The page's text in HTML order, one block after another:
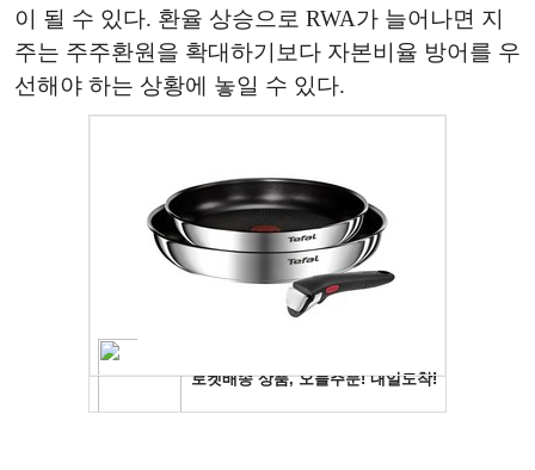
이 될 수 있다. 환율 상승으로 RWA가 늘어나면 지
주는 주주환원을 확대하기보다 자본비율 방어를 우
선해야 하는 상황에 놓일 수 있다.